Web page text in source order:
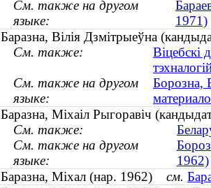
См. также на другом
языке:
1971)
Баразна, Вілія Дзмітрыеўна
См. также:
Віцебскі
См. также на другом
языке:
Борозна,
Баразна, Міхаіл Рыгоравіч
См. также:
См. также на другом
языке:
1962)
Баразна, Міхал (нар. 1962) см.